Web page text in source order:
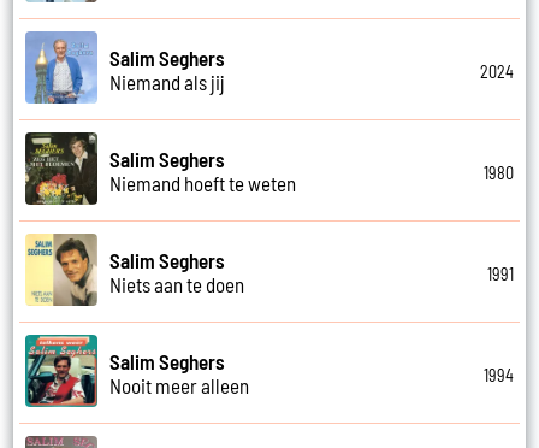
Salim Seghers
Niemand als jij
2024
Salim Seghers
Niemand hoeft te weten
1980
Salim Seghers
Niets aan te doen
1991
Salim Seghers
Nooit meer alleen
1994